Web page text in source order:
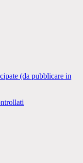
(da pubblicare in